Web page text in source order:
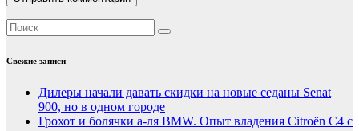
Свежие записи
Дилеры начали давать скидки на новые седаны Senat
900, но в одном городе
Грохот и болячки а-ля BMW. Опыт владения Citroёn C4 с